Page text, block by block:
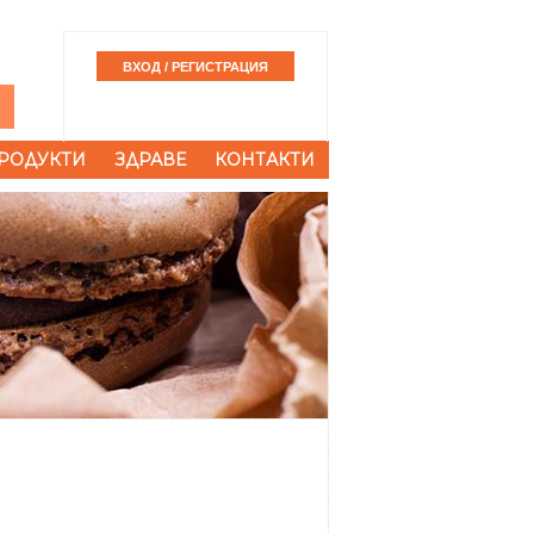
ЗДРАВЕ КОНТАКТИ